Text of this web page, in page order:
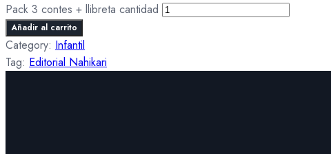
Pack 3 contes + llibreta cantidad
Añadir al carrito
Category: Infantil
Tag: Editorial Nahikari